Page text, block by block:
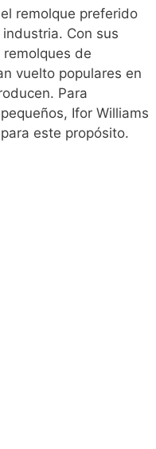
remolque preferido
Con sus
de
vuelto populares en
Para
Ifor Williams
este propósito.